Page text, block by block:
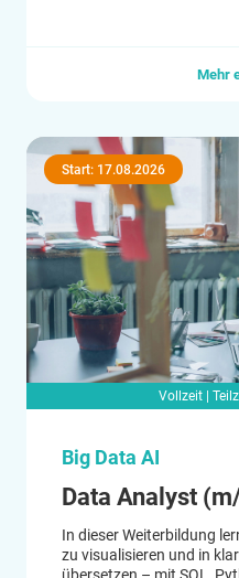
Mehr
Start: 17.08.2026
Vollzeit |
Big Data AI
Data Analyst
In dieser Weiterbildung
zu visualisieren und in